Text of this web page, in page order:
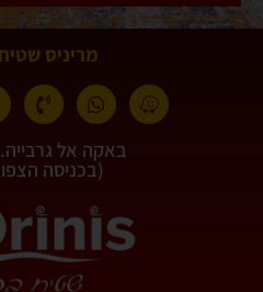
מריניס
באקה אל
(בכניסה